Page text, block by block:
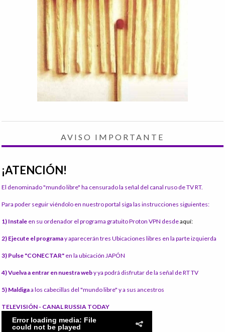
AVISO IMPORTANTE
¡ATENCIÓN!
El denominado "mundo libre" ha censurado la señal del canal ruso de TV RT.
Para poder seguir viéndolo en nuestro portal siga las instrucciones siguientes:
1) Instale en su ordenador el programa gratuito Proton VPN desdeaquí:
2) Ejecute el programay aparecerán tres Ubicaciones libres en la parte izquierda
3) Pulse "CONECTAR" en la ubicación JAPÓN
4) Vuelva a entrar en nuestra weby ya podrá disfrutar de la señal de RT TV
5) Maldigaa los cabecillas del "mundo libre" y a sus ancestros
TELEVISIÓN - CANAL RUSSIA TODAY